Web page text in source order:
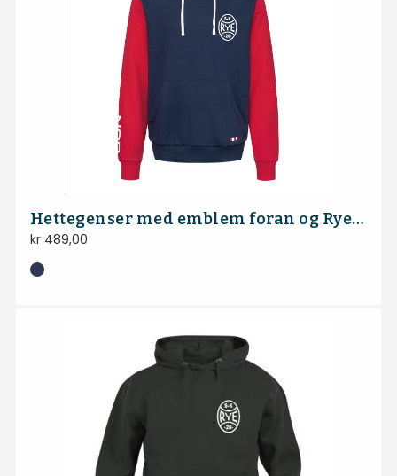
Hettegenser med emblem foran og Rye-logo bak
kr489,00